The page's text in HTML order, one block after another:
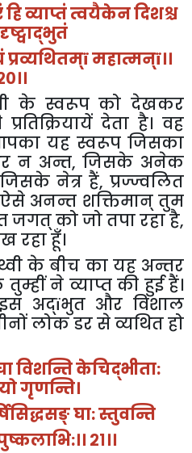
हि व्याप्तं त्वयैकेन दिशश्च
ïमहात्मन्ï।।
के स्वरूप को देखकर
देता है। वह
यह स्वरूप जिसका
न अन्त,जिसके अनेक
नेत्र हैं, प्रज्ज्वलित
ऐसे अनन्त शक्तिमान् तुम
को जो तपा रहा है,
रहा हूँ।
के बीच का यह अन्तर
ने व्याप्त की हुई हैं।
अद्ïभुत और विशाल
लोक डर से व्यथित हो
विशन्ति केचिद्भीता:
गृणन्ति।
घा: स्तुवन्ति
२१।।